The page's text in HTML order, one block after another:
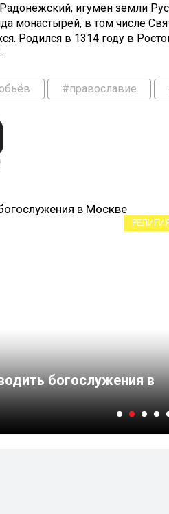
игумен земли
монастырей, в том числе
Родился в 1314 году в
#православие
РЕЛИГИЯ
богослужения в